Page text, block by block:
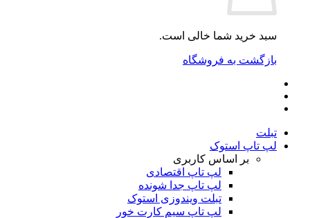
سبد خرید شما خالی است.
بازگشت به فروشگاه
تبلت
لپ تاپ استوک
بر اساس کاربری
لپ تاپ اقتصادی
لپ تاپ جدا شونده
تبلت ویندوزی استوک
لپ تاپ سیم کارت خور